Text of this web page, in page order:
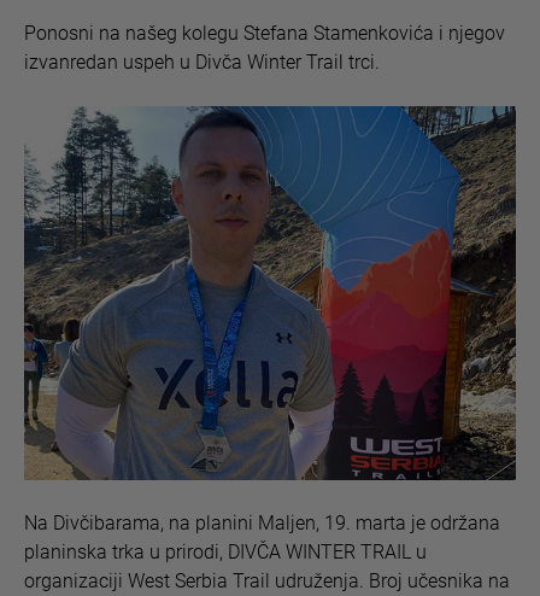
Ponosni na našeg kolegu Stefana Stamenkovića i njegov
izvanredan uspeh u Divča Winter Trail trci.
Na Divčibarama, na planini Maljen, 19. marta je održana
planinska trka u prirodi, DIVČA WINTER TRAIL u
organizaciji West Serbia Trail udruženja. Broj učesnika na